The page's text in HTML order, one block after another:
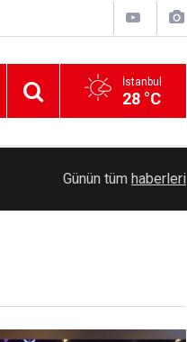
İstanbul
28 °C
çoğalıyor
Günün tüm haberleri